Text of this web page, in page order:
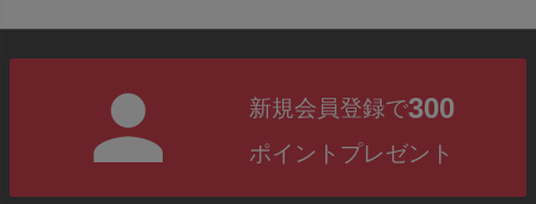
新規会員登録で300
ポイントプレゼント